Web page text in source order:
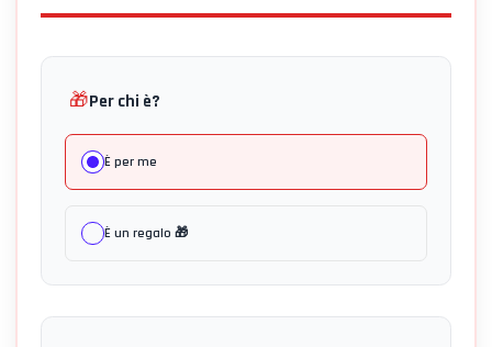
🎁Per chi è?
È per me
È un regalo 🎁